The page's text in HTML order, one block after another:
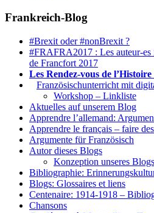
Frankreich-Blog
#Brexit oder #nonBrexit ?
#FRAFRA2017 : Les auteur-
de Francfort 2017
Les Rendez-vous de
Französischunterricht mit
Workshop – Linkliste
Aktuelles auf unserem Blog
Apprendre l’allemand:
Apprendre le français – faire
Argumente für Französisch
Autor dieses Blogs
Konzeption unseres
Bibliographie:
Blogs: Glossaires et liens
Centenaire: 1914-1918 –
Chansons